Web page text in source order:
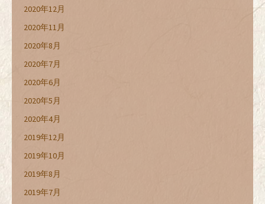
2020年12月
2020年11月
2020年8月
2020年7月
2020年6月
2020年5月
2020年4月
2019年12月
2019年10月
2019年8月
2019年7月